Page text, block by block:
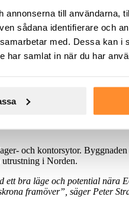
till användarna,
sådana identifierare och
med. Dessa kan i
har samlat in när du har
och kontorsytor.
och kontorsytor.
i Norden.
bra läge och potential
framöver”, säger Peter